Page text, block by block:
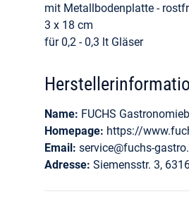
mit Metallbodenplatte -
3 x 18 cm
für 0,2 - 0,3 lt Gläser
Name: FUCHS
Homepage: https://
Email: service@fuchs-
Adresse: Siemensstr. 3,